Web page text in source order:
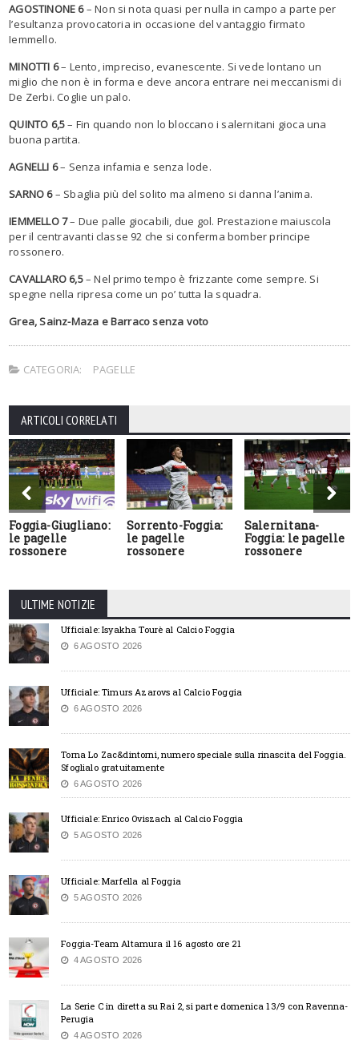
AGOSTINONE 6– Non si nota quasi per nulla in campo a parte per
l’esultanza provocatoria in occasione del vantaggio firmato
Iemmello.
MINOTTI 6– Lento, impreciso, evanescente. Si vede lontano un
miglio che non è in forma e deve ancora entrare nei meccanismi di
De Zerbi. Coglie un palo.
QUINTO 6,5– Fin quando non lo bloccano i salernitani gioca una
buona partita.
AGNELLI 6– Senza infamia e senza lode.
SARNO 6– Sbaglia più del solito ma almeno si danna l’anima.
IEMMELLO 7– Due palle giocabili, due gol. Prestazione maiuscola
per il centravanti classe 92 che si conferma bomber principe
rossonero.
CAVALLARO 6,5– Nel primo tempo è frizzante come sempre. Si
spegne nella ripresa come un po’ tutta la squadra.
Grea, Sainz-Maza e Barraco senza voto
CATEGORIA: PAGELLE
ARTICOLI CORRELATI
Foggia-Giugliano:
le pagelle
rossonere
Sorrento-Foggia:
le pagelle
rossonere
Salernitana-
Foggia: le pagelle
rossonere
ULTIME NOTIZIE
Ufficiale: Isyakha Tourè al Calcio Foggia
6 AGOSTO 2026
Ufficiale: Timurs Azarovs al Calcio Foggia
6 AGOSTO 2026
Torna Lo Zac&dintorni, numero speciale sulla rinascita del Foggia.
Sfoglialo gratuitamente
6 AGOSTO 2026
Ufficiale: Enrico Oviszach al Calcio Foggia
5 AGOSTO 2026
Ufficiale: Marfella al Foggia
5 AGOSTO 2026
Foggia-Team Altamura il 16 agosto ore 21
4 AGOSTO 2026
La Serie C in diretta su Rai 2, si parte domenica 13/9 con Ravenna-
Perugia
4 AGOSTO 2026